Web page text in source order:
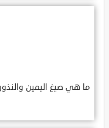
ما هي صيغ اليمين والنذور